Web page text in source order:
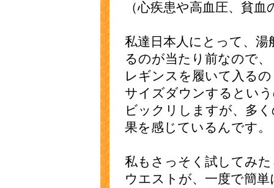
（心疾患や高血圧、貧
私達日本人にとって、湯
るのが当たり前なので、
レギンスを履いて入る
サイズダウンするとい
ビックリしますが、多
果を感じているんです。
私もさっそく試してみ
ウエストが、一度で簡